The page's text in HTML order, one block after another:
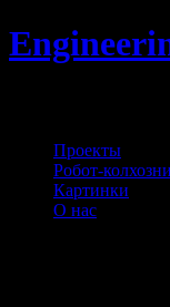
Проекты
Робот-
Картинки
О нас